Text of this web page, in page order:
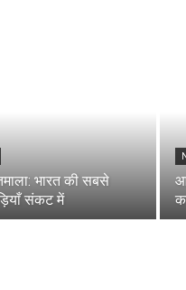
भारत की सबसे
संकट में